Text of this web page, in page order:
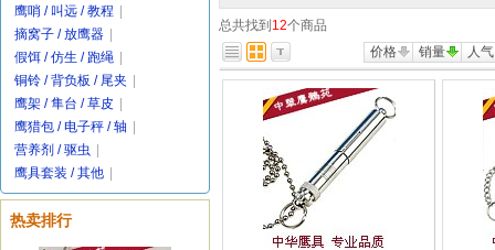
鹰哨 / 叫远 / 教程
摘窝子 / 放鹰器
假饵 / 仿生 / 跑绳
铜铃 / 背负板 / 尾夹
鹰架 / 隼台 / 草皮
鹰猎包 / 电子秤 / 轴
营养剂 / 驱虫
鹰具套装 / 其他
热卖排行
总共找到 12个商品
价格
销量 人气